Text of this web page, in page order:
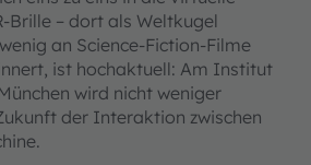
Brille – dort als Weltkugel
an Science-Fiction-Filme
ist hochaktuell: Am Institut
wird nicht weniger
der Interaktion zwischen